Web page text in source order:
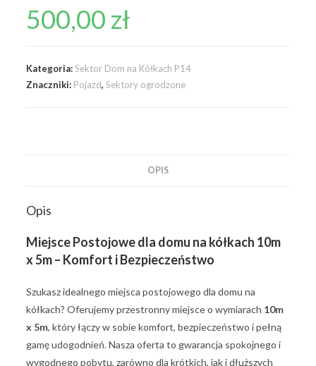
500,00 zł
Kategoria:Sektor Dom na Kółkach P14
Znaczniki: Pojazd,Sektory ogrodzone
OPIS
Opis
Miejsce Postojowe dla domu na kółkach 10m
x 5m – Komfort i Bezpieczeństwo
Szukasz idealnego miejsca postojowego dla domu na
kółkach? Oferujemy przestronny miejsce o wymiarach 10m
x 5m, który łączy w sobie komfort, bezpieczeństwo i pełną
gamę udogodnień. Nasza oferta to gwarancja spokojnego i
wygodnego pobytu, zarówno dla krótkich, jak i dłuższych